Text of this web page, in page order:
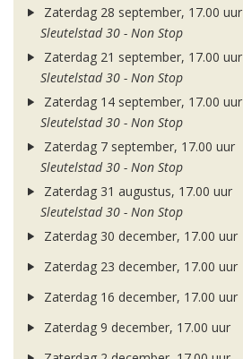
Zaterdag 28 september, 17.00 uur
Sleutelstad 30 - Non Stop
Zaterdag 21 september, 17.00 uur
Sleutelstad 30 - Non Stop
Zaterdag 14 september, 17.00 uur
Sleutelstad 30 - Non Stop
Zaterdag 7 september, 17.00 uur
Sleutelstad 30 - Non Stop
Zaterdag 31 augustus, 17.00 uur
Sleutelstad 30 - Non Stop
Zaterdag 30 december, 17.00 uur
Zaterdag 23 december, 17.00 uur
Zaterdag 16 december, 17.00 uur
Zaterdag 9 december, 17.00 uur